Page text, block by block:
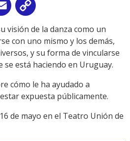
Email
Link
visión de la danza como un
con uno mismo y los demás,
y su forma de vincularse
se está haciendo en Uruguay.
cómo le ha ayudado a
expuesta públicamente.
de mayo en el Teatro Unión de